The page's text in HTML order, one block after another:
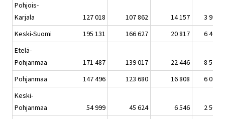
Pohjois-
Karjala
127 018 107 862 14 157
3 995
Keski-Suomi
195 131 166 627 20 817
6 402
Etelä-
Pohjanmaa
171 487 139 017 22 446
8 577
Pohjanmaa
147 496 123 680 16 808
6 073
Keski-
Pohjanmaa
54 999 45 624 6 546
2 507